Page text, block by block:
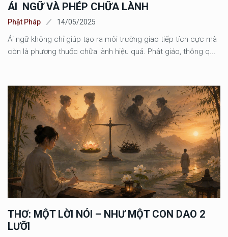
ÁI NGỮ VÀ PHÉP CHỮA LÀNH
Phật Pháp 14/05/2025
Ái ngữ không chỉ giúp tạo ra môi trường giao tiếp tích cực mà
còn là phương thuốc chữa lành hiệu quả. Phật giáo, thông q...
THƠ: MỘT LỜI NÓI – NHƯ MỘT CON DAO 2
LƯỠI